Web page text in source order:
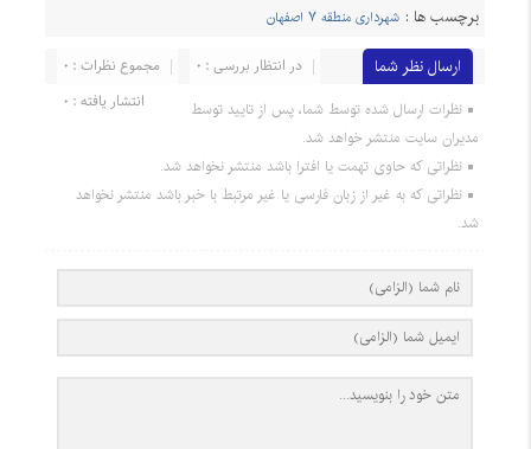
برچسب ها : شهرداری منطقه ۷ اصفهان
ارسال نظر شما مجموع نظرات : 0
در انتظار بررسی : 0
انتشار یافته : 0
نظرات ارسال شده توسط شما، پس از تایید توسط
مدیران سایت منتشر خواهد شد.
نظراتی که حاوی تهمت یا افترا باشد منتشر نخواهد شد.
نظراتی که به غیر از زبان فارسی یا غیر مرتبط با خبر باشد منتشر نخواهد
شد.